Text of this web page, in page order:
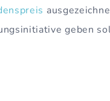
geben